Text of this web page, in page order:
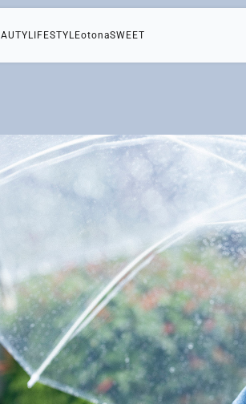
LIFESTYLEotonaSWEET